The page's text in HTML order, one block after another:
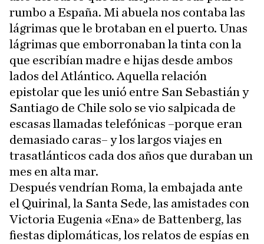
rumbo a España. Mi abuela nos contaba las
lágrimas que le brotaban en el puerto. Unas
lágrimas que emborronaban la tinta con la
que escribían madre e hijas desde ambos
lados del Atlántico. Aquella relación
epistolar que les unió entre San Sebastián y
Santiago de Chile solo se vio salpicada de
escasas llamadas telefónicas –porque eran
demasiado caras– y los largos viajes en
trasatlánticos cada dos años que duraban un
mes en alta mar.
Después vendrían Roma, la embajada ante
el Quirinal, la Santa Sede, las amistades con
Victoria Eugenia «Ena» de Battenberg, las
fiestas diplomáticas, los relatos de espías en